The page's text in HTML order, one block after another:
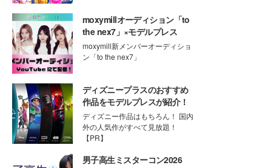
moxymillオーディション「to
the nex7」×モデルプレス
moxymill新メンバーオーディショ
ン「to the nex7」
ディズニープラスのおすすめ
作品をモデルプレスが紹介！
ディズニー作品はもちろん！ 国内
外の人気作がすべて見放題！
【PR】
男子高生ミスターコン2026